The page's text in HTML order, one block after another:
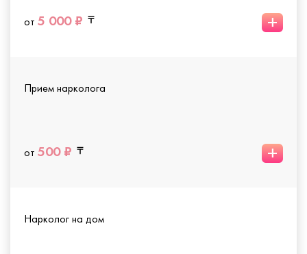
от 5 000 ₽ +
Прием нарколога
от 500 ₽ +
Нарколог на дом